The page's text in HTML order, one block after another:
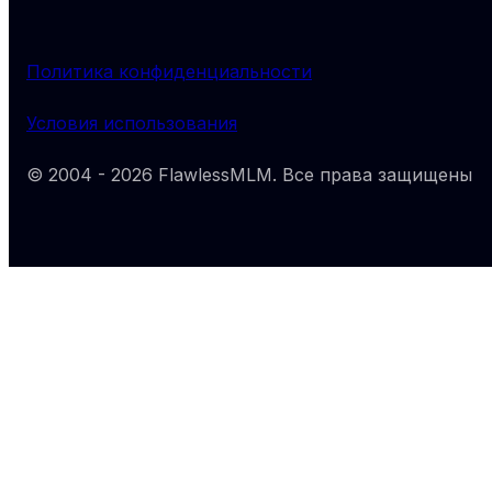
© 2004 - 2026 FlawlessMLM. Все права защищены
Условия использования
Политика конфиденциальности